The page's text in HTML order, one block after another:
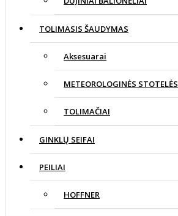
TOLIMASIS ŠAUDYMAS
Aksesuarai
METEOROLOGINĖS STOTELĖS
TOLIMAČIAI
GINKLŲ SEIFAI
PEILIAI
HOFFNER